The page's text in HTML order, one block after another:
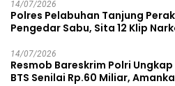
14/07/2026
Polres Pelabuhan Tanjung
Pengedar Sabu, Sita 12 Klip
14/07/2026
Resmob Bareskrim Polri
BTS Senilai Rp.60 Miliar,